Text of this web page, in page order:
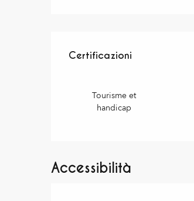
Offerte di
Certificazioni
Certificazioni
Tourisme et
handicap
Accessibilità